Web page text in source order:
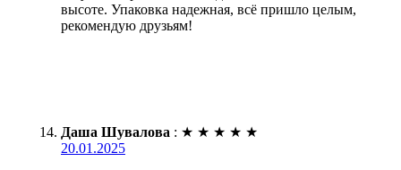
высоте. Упаковка надежная, всё пришло целым,
рекомендую друзьям!
Даша Шувалова : ★ ★ ★ ★ ★
20.01.2025